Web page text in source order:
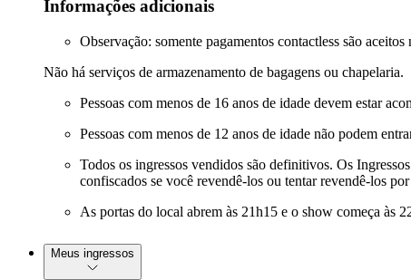
Informações adicionais
Observação: somente pagamentos contactless são aceitos
Não há serviços de armazenamento de bagagens ou chapelaria.
Pessoas com menos de 16 anos de idade devem estar
Pessoas com menos de 12 anos de idade não podem
Todos os ingressos vendidos são definitivos. Os
confiscados se você revendê-los ou tentar revendê-los
As portas do local abrem às 21h15 e o show começa às
Meus ingressos